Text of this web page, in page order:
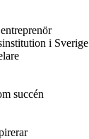
i Sverige
succén